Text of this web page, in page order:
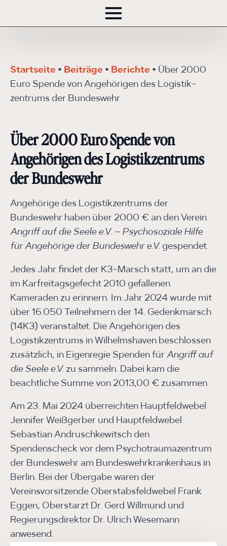
Startseite • Beiträge • Berichte • Über 2000
Euro Spende von Angehörigen des Logistik­
zentrums der Bundes­wehr
Über 2000 Euro Spende von
Angehörigen des Logistik­zentrums
der Bundes­wehr
Angehörige des Logistikzentrums der
Bundeswehr haben über 2000 € an den Verein
Angriff auf die Seele e.V. – Psychosoziale Hilfe
für Angehörige der Bundeswehr e.V. gespendet.
Jedes Jahr findet der K3-Marsch statt, um an die
im Karfreitagsgefecht 2010 gefallenen
Kameraden zu erinnern. Im Jahr 2024 wurde mit
über 16.050 Teilnehmern der 14. Gedenkmarsch
(14K3) veranstaltet. Die Angehörigen des
Logistikzentrums in Wilhelmshaven beschlossen
zusätzlich, in Eigenregie Spenden für Angriff auf
die Seele e.V. zu sammeln. Dabei kam die
beachtliche Summe von 2013,00 € zusammen.
Am 23. Mai 2024 überreichten Hauptfeldwebel
Jennifer Weißgerber und Hauptfeldwebel
Sebastian Andruschkewitsch den
Spendenscheck vor dem Psychotraumazentrum
der Bundeswehr am Bundeswehrkrankenhaus in
Berlin. Bei der Übergabe waren der
Vereinsvorsitzende Oberstabsfeldwebel Frank
Eggen, Oberstarzt Dr. Gerd Willmund und
Regierungsdirektor Dr. Ulrich Wesemann
anwesend.